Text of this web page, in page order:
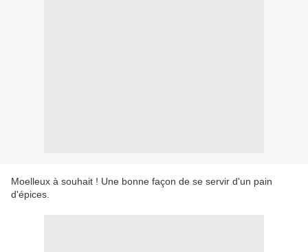
Moelleux à souhait ! Une bonne façon de se servir d'un pain
d'épices.